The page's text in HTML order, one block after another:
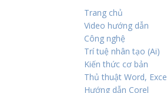
Trang chủ
Video hướng dẫn
Công nghệ
Trí tuệ nhân tạo (Ai)
Kiến thức cơ bản
Thủ thuật Word,
Hướng dẫn Corel